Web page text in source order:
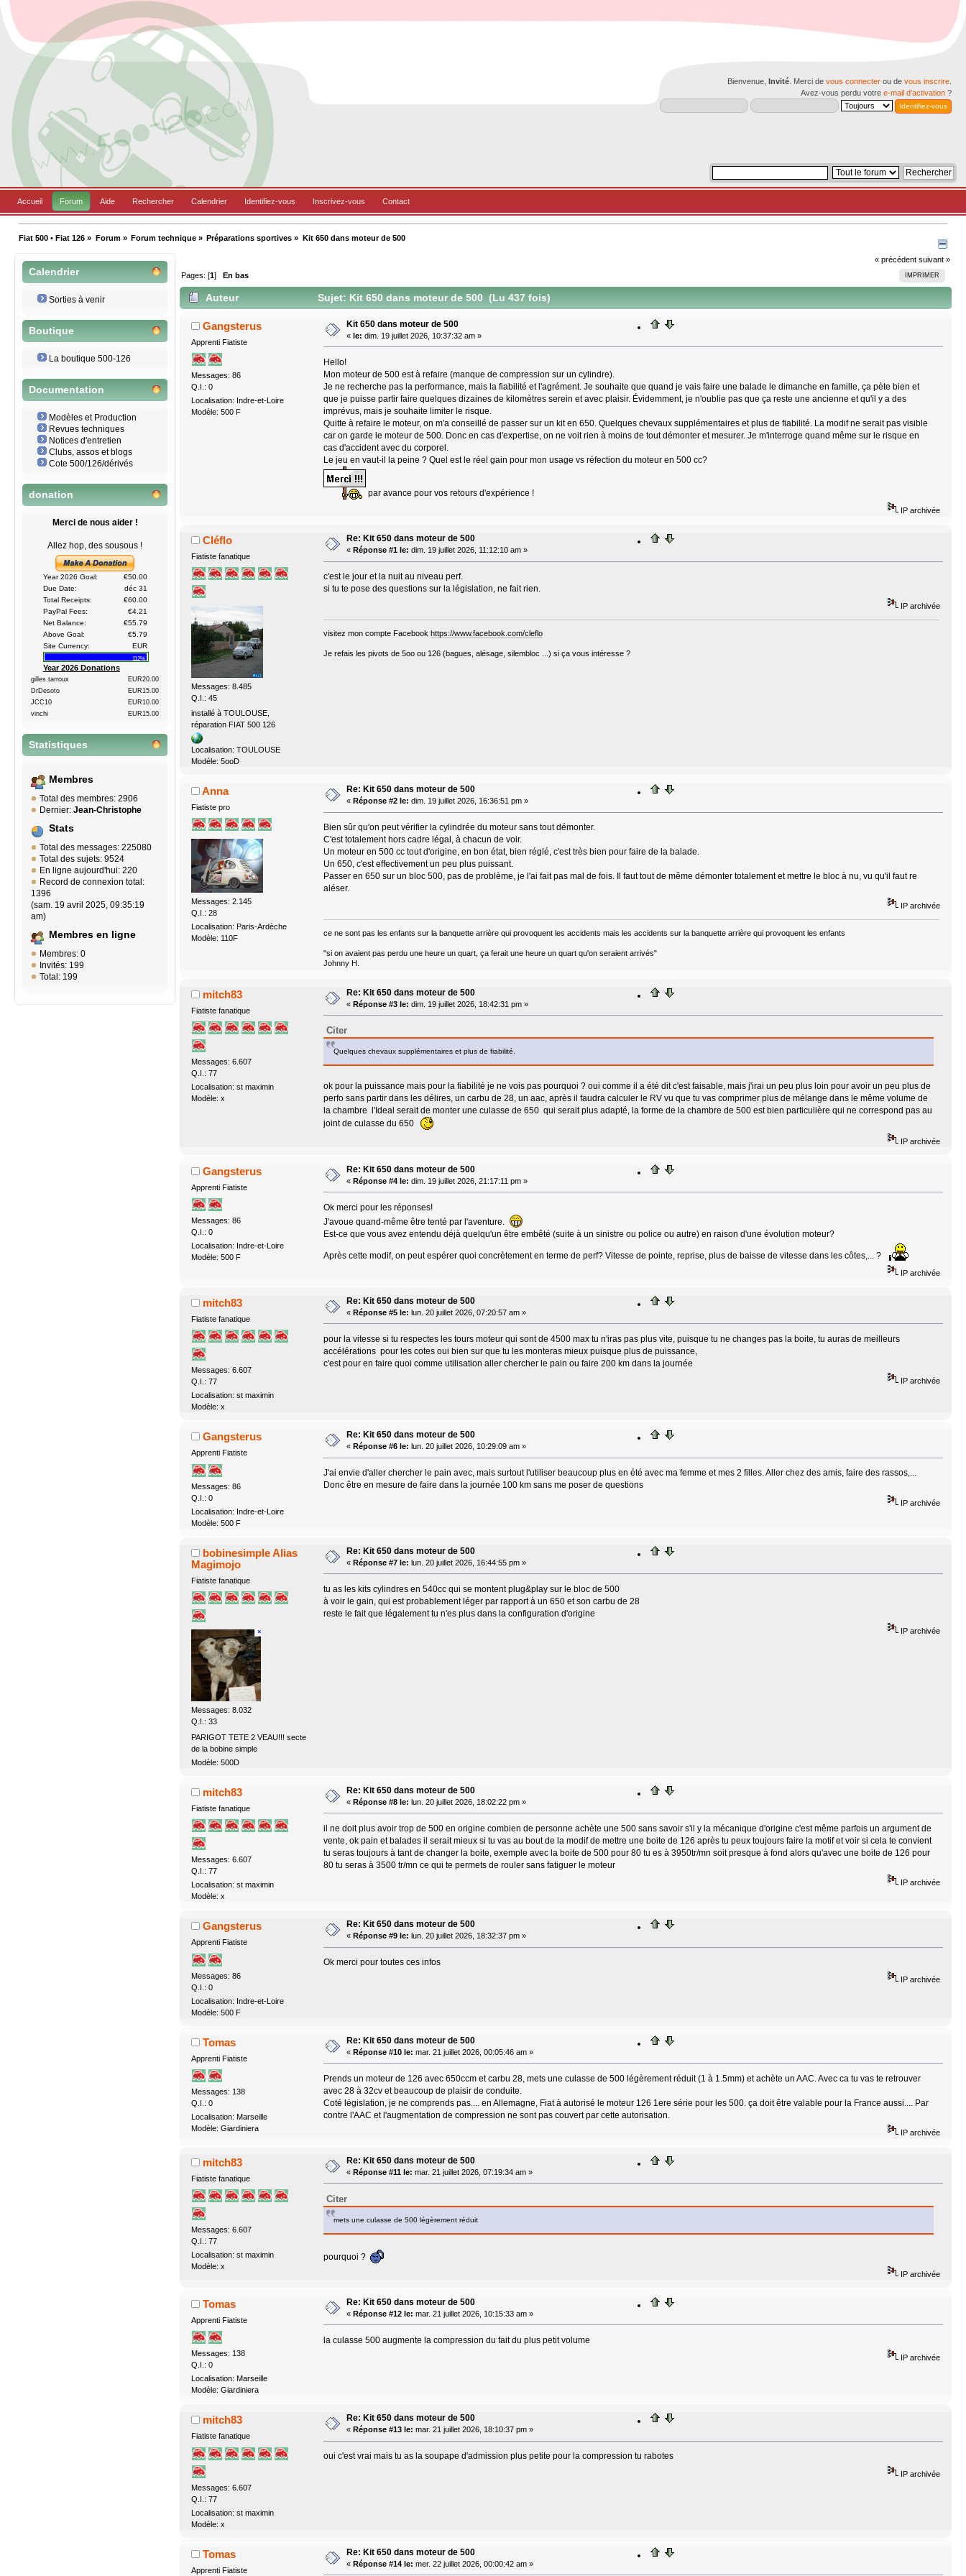
Bienvenue, Invité . Merci de vous connecter ou de vous inscrire
Avez-vous perdu votre e-mail d'activation ?
Accueil Forum Aide Rechercher Calendrier Identifiez-vous Inscrivez-vous Contact
Fiat 500 • Fiat 126 » Forum» Forum technique» Préparations sportives » Kit 650 dans moteur de 500
Calendrier
Sorties à venir
Boutique
La boutique 500-126
Documentation
Modèles et Production
Revues techniques
Notices d'entretien
Clubs, assos et blogs
Cote 500/126/dérivés
donation
Merci de nous aider !
Allez hop, des sousous !
Year 2026 Goal:
€50.00
Due Date:
déc 31
Total Receipts:
€60.00
PayPal Fees:
€4.21
Net Balance:
€55.79
Above Goal:
€5.79
Site Currency:
EUR
112%
Year 2026 Donations
gilles.tarroux
EUR20.00
DrDesoto
EUR15.00
JCC10
EUR10.00
vinchi
EUR15.00
Statistiques
Membres
Total des membres: 2906
Dernier: Jean-Christophe
Stats
Total des messages: 225080
Total des sujets: 9524
En ligne aujourd'hui: 220
Record de connexion total:
1396
(sam. 19 avril 2025, 09:35:19
am)
Membres en ligne
Membres: 0
Invités: 199
Total: 199
« précédent suivant »
IMPRIMER
Pages: [1] En bas
Auteur Sujet: Kit 650 dans moteur de 500 (Lu 437 fois)
Gangsterus
Apprenti Fiatiste
Messages: 86
Q.I.: 0
Localisation: Indre-et-Loire
Modèle: 500 F
Kit 650 dans moteur de 500
« le: dim. 19 juillet 2026, 10:37:32 am »
Hello!
Mon moteur de 500 est à refaire (manque de compression sur un cylindre).
Je ne recherche pas la performance, mais la fiabilité et l'agrément. Je souhaite que quand je vais faire une balade le dimanche en famille, ça pète bien et
que je puisse partir faire quelques dizaines de kilomètres serein et avec plaisir. Évidemment, je n'oublie pas que ça reste une ancienne et qu'il y a des
imprévus, mais je souhaite limiter le risque.
Quitte à refaire le moteur, on m'a conseillé de passer sur un kit en 650. Quelques chevaux supplémentaires et plus de fiabilité. La modif ne serait pas visible
car on garde le moteur de 500. Donc en cas d'expertise, on ne voit rien à moins de tout démonter et mesurer. Je m'interroge quand même sur le risque en
cas d'accident avec du corporel.
Le jeu en vaut-il la peine ? Quel est le réel gain pour mon usage vs réfection du moteur en 500 cc?
par avance pour vos retours d'expérience !
IP archivée
Cléflo
Fiatiste fanatique
Messages: 8.485
Q.I.: 45
installé à TOULOUSE,
réparation FIAT 500 126
Localisation: TOULOUSE
Modèle: 5ooD
Re: Kit 650 dans moteur de 500
« Réponse #1 le: dim. 19 juillet 2026, 11:12:10 am »
c'est le jour et la nuit au niveau perf.
si tu te pose des questions sur la législation, ne fait rien.
IP archivée
visitez mon compte Facebook https://www.facebook.com/cleflo
Je refais les pivots de 5oo ou 126 (bagues, alésage, silembloc ...) si ça vous intéresse ?
Anna
Fiatiste pro
Messages: 2.145
Q.I.: 28
Localisation: Paris-Ardèche
Modèle: 110F
Re: Kit 650 dans moteur de 500
« Réponse #2 le: dim. 19 juillet 2026, 16:36:51 pm »
Bien sûr qu'on peut vérifier la cylindrée du moteur sans tout démonter.
C'est totalement hors cadre légal, à chacun de voir.
Un moteur en 500 cc tout d'origine, en bon état, bien réglé, c'est très bien pour faire de la balade.
Un 650, c'est effectivement un peu plus puissant.
Passer en 650 sur un bloc 500, pas de problème, je l'ai fait pas mal de fois. Il faut tout de même démonter totalement et mettre le bloc à nu, vu qu'il faut re
aléser.
IP archivée
ce ne sont pas les enfants sur la banquette arrière qui provoquent les accidents mais les accidents sur la banquette arrière qui provoquent les enfants
"si on avaient pas perdu une heure un quart, ça ferait une heure un quart qu'on seraient arrivés"
Johnny H.
mitch83
Fiatiste fanatique
Messages: 6.607
Q.I.: 77
Localisation: st maximin
Modèle: x
Re: Kit 650 dans moteur de 500
« Réponse #3 le: dim. 19 juillet 2026, 18:42:31 pm »
Citer
Quelques chevaux supplémentaires et plus de fiabilité.
ok pour la puissance mais pour la fiabilité je ne vois pas pourquoi ? oui comme il a été dit c'est faisable, mais j'irai un peu plus loin pour avoir un peu plus de
perfo sans partir dans les délires, un carbu de 28, un aac, après il faudra calculer le RV vu que tu vas comprimer plus de mélange dans le même volume de
la chambre l'Ideal serait de monter une culasse de 650 qui serait plus adapté, la forme de la chambre de 500 est bien particulière qui ne correspond pas au
joint de culasse du 650
IP archivée
Gangsterus
Apprenti Fiatiste
Messages: 86
Q.I.: 0
Localisation: Indre-et-Loire
Modèle: 500 F
Re: Kit 650 dans moteur de 500
« Réponse #4 le: dim. 19 juillet 2026, 21:17:11 pm »
Ok merci pour les réponses!
J'avoue quand-même être tenté par l'aventure.
Est-ce que vous avez entendu déjà quelqu'un être embêté (suite à un sinistre ou police ou autre) en raison d'une évolution moteur?
Après cette modif, on peut espérer quoi concrètement en terme de perf? Vitesse de pointe, reprise, plus de baisse de vitesse dans les côtes,... ?
IP archivée
mitch83
Fiatiste fanatique
Messages: 6.607
Q.I.: 77
Localisation: st maximin
Modèle: x
Re: Kit 650 dans moteur de 500
« Réponse #5 le: lun. 20 juillet 2026, 07:20:57 am »
pour la vitesse si tu respectes les tours moteur qui sont de 4500 max tu n'iras pas plus vite, puisque tu ne changes pas la boite, tu auras de meilleurs
accélérations pour les cotes oui bien sur que tu les monteras mieux puisque plus de puissance,
c'est pour en faire quoi comme utilisation aller chercher le pain ou faire 200 km dans la journée
IP archivée
Gangsterus
Apprenti Fiatiste
Messages: 86
Q.I.: 0
Localisation: Indre-et-Loire
Modèle: 500 F
Re: Kit 650 dans moteur de 500
« Réponse #6 le: lun. 20 juillet 2026, 10:29:09 am »
J'ai envie d'aller chercher le pain avec, mais surtout l'utiliser beaucoup plus en été avec ma femme et mes 2 filles. Aller chez des amis, faire des rassos,...
Donc être en mesure de faire dans la journée 100 km sans me poser de questions
IP archivée
bobinesimple Alias
Magimojo
Fiatiste fanatique
Messages: 8.032
Q.I.: 33
PARIGOT TETE 2 VEAU!!! secte
de la bobine simple
Modèle: 500D
Re: Kit 650 dans moteur de 500
« Réponse #7 le: lun. 20 juillet 2026, 16:44:55 pm »
tu as les kits cylindres en 540cc qui se montent plug&play sur le bloc de 500
à voir le gain, qui est probablement léger par rapport à un 650 et son carbu de 28
reste le fait que légalement tu n'es plus dans la configuration d'origine
IP archivée
mitch83
Fiatiste fanatique
Messages: 6.607
Q.I.: 77
Localisation: st maximin
Modèle: x
Re: Kit 650 dans moteur de 500
« Réponse #8 le: lun. 20 juillet 2026, 18:02:22 pm »
il ne doit plus avoir trop de 500 en origine combien de personne achète une 500 sans savoir s'il y la mécanique d'origine c'est même parfois un argument de
vente, ok pain et balades il serait mieux si tu vas au bout de la modif de mettre une boite de 126 après tu peux toujours faire la motif et voir si cela te convient
tu seras toujours à tant de changer la boite, exemple avec la boite de 500 pour 80 tu es à 3950tr/mn soit presque à fond alors qu'avec une boite de 126 pour
80 tu seras à 3500 tr/mn ce qui te permets de rouler sans fatiguer le moteur
IP archivée
Gangsterus
Apprenti Fiatiste
Messages: 86
Q.I.: 0
Localisation: Indre-et-Loire
Modèle: 500 F
Re: Kit 650 dans moteur de 500
« Réponse #9 le: lun. 20 juillet 2026, 18:32:37 pm »
Ok merci pour toutes ces infos
IP archivée
Tomas
Apprenti Fiatiste
Messages: 138
Q.I.: 0
Localisation: Marseille
Modèle: Giardiniera
Re: Kit 650 dans moteur de 500
« Réponse #10 le: mar. 21 juillet 2026, 00:05:46 am »
Prends un moteur de 126 avec 650ccm et carbu 28, mets une culasse de 500 légèrement réduit (1 à 1.5mm) et achète un AAC. Avec ca tu vas te retrouver
avec 28 à 32cv et beaucoup de plaisir de conduite.
Coté législation, je ne comprends pas.... en Allemagne, Fiat à autorisé le moteur 126 1ere série pour les 500. ça doit être valable pour la France aussi.... Par
contre l'AAC et l'augmentation de compression ne sont pas couvert par cette autorisation.
IP archivée
mitch83
Fiatiste fanatique
Messages: 6.607
Q.I.: 77
Localisation: st maximin
Modèle: x
Re: Kit 650 dans moteur de 500
« Réponse #11 le: mar. 21 juillet 2026, 07:19:34 am »
Citer
mets une culasse de 500 légèrement réduit
pourquoi ?
IP archivée
Tomas
Apprenti Fiatiste
Messages: 138
Q.I.: 0
Localisation: Marseille
Modèle: Giardiniera
Re: Kit 650 dans moteur de 500
« Réponse #12 le: mar. 21 juillet 2026, 10:15:33 am »
la culasse 500 augmente la compression du fait du plus petit volume
IP archivée
mitch83
Fiatiste fanatique
Messages: 6.607
Q.I.: 77
Localisation: st maximin
Modèle: x
Re: Kit 650 dans moteur de 500
« Réponse #13 le: mar. 21 juillet 2026, 18:10:37 pm »
oui c'est vrai mais tu as la soupape d'admission plus petite pour la compression tu rabotes
IP archivée
Tomas
Apprenti Fiatiste
Re: Kit 650 dans moteur de 500
« Réponse #14 le: mer. 22 juillet 2026, 00:00:42 am »